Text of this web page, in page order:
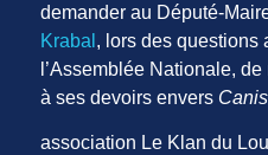
demander au Député-
Krabal , lors des questions
l’Assemblée Nationale,
à ses devoirs envers
association Le Klan du